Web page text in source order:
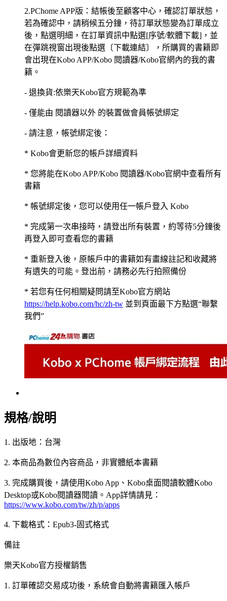
2.PChome APP版：結帳後至顧客中心，確認訂單狀態，
若為確認中，請稍候五分鐘，待訂單狀態變為訂單成立
後，點選明細，在訂單資訊中點選[序號/軟體下載]，並
在彈跳視窗出現後點選〔下載連結〕，所購買的書籍即
會出現在Kobo APP/Kobo 閱讀器/Kobo官網內的我的書
籍。
- 退換貨:依樂天Kobo官方規範為準
- 僅能由 閱讀器以外 的裝置做會員帳號綁定
- 請注意，帳號綁定後：
* Kobo會更新您的帳戶詳細資料
* 您將能在Kobo APP/Kobo 閱讀器/Kobo官網中查看所有
書籍
* 帳號綁定後，您可以使用任一帳戶登入 Kobo
* 完成第一次串接時，請登出所有裝置，約等待5分鐘後
再登入即可查看您的書籍
* 重新登入後，原帳戶中的書籍如有畫線註記和收藏將
有遺失的可能。登出前，請務必先行拍照備份
* 若您有任何相關疑問請至Kobo官方網站
https://help.kobo.com/hc/zh-tw 並到頁面最下方點選“聯繫
我們”
規格/說明
1. 出版地：台灣
2. 本商品為數位內容商品，非實體紙本書籍
3. 完成購買後，請使用Kobo App、Kobo桌面閱讀軟體Kobo
Desktop或Kobo閱讀器閱讀。App詳情請見：
https://www.kobo.com/tw/zh/p/apps
4. 下載格式：Epub3-固式格式
備註
樂天Kobo官方授權銷售
1. 訂單確認交易成功後，系統會自動將書籍匯入帳戶